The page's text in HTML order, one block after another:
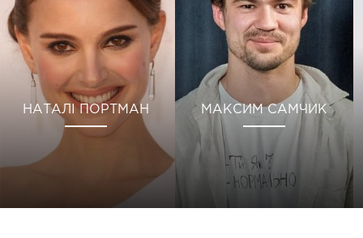
НАТАЛІ ПОРТМАН МАКСИМ САМЧИК